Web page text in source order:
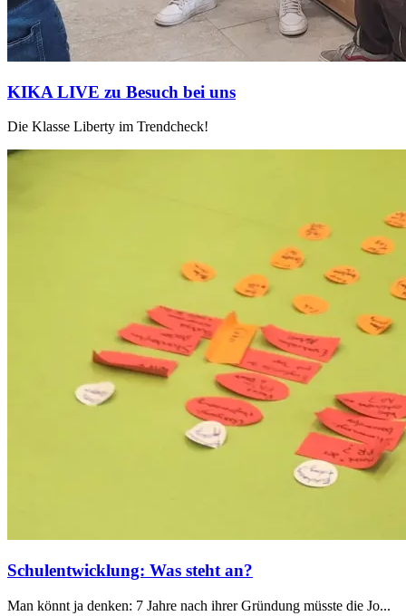
KIKA LIVE zu Besuch bei uns
Die Klasse Liberty im Trendcheck!
Schulentwicklung: Was steht an?
Man könnt ja denken: 7 Jahre nach ihrer Gründung müsste die Jo...